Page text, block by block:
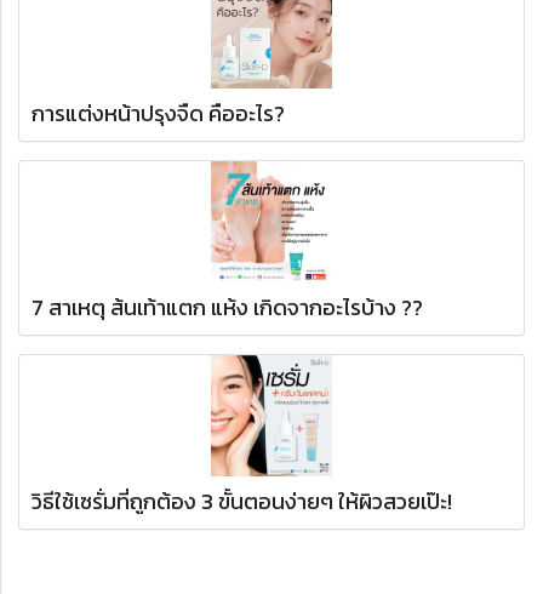
การแต่งหน้าปรุงจืด คืออะไร?
7 สาเหตุ ส้นเท้าแตก แห้ง เกิดจากอะไรบ้าง ??
วิธีใช้เซรั่มที่ถูกต้อง 3 ขั้นตอนง่ายๆ ให้ผิวสวยเป๊ะ!